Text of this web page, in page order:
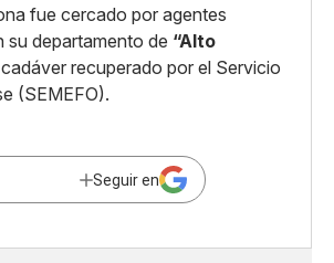
fue cercado por agentes
su departamento de “Alto
recuperado por el Servicio
(SEMEFO).
Seguir en